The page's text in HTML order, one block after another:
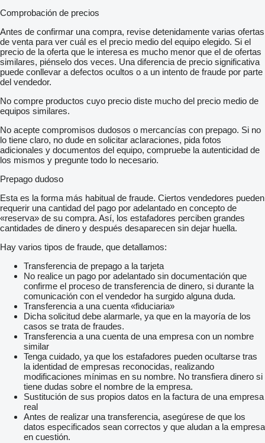
Comprobación de precios
Antes de confirmar una compra, revise detenidamente varias ofertas
de venta para ver cuál es el precio medio del equipo elegido. Si el
precio de la oferta que le interesa es mucho menor que el de ofertas
similares, piénselo dos veces. Una diferencia de precio significativa
puede conllevar a defectos ocultos o a un intento de fraude por parte
del vendedor.
No compre productos cuyo precio diste mucho del precio medio de
equipos similares.
No acepte compromisos dudosos o mercancías con prepago. Si no
lo tiene claro, no dude en solicitar aclaraciones, pida fotos
adicionales y documentos del equipo, compruebe la autenticidad de
los mismos y pregunte todo lo necesario.
Prepago dudoso
Esta es la forma más habitual de fraude. Ciertos vendedores pueden
requerir una cantidad del pago por adelantado en concepto de
«reserva» de su compra. Así, los estafadores perciben grandes
cantidades de dinero y después desaparecen sin dejar huella.
Hay varios tipos de fraude, que detallamos:
Transferencia de prepago a la tarjeta
No realice un pago por adelantado sin documentación que
confirme el proceso de transferencia de dinero, si durante la
comunicación con el vendedor ha surgido alguna duda.
Transferencia a una cuenta «fiduciaria»
Dicha solicitud debe alarmarle, ya que en la mayoría de los
casos se trata de fraudes.
Transferencia a una cuenta de una empresa con un nombre
similar
Tenga cuidado, ya que los estafadores pueden ocultarse tras
la identidad de empresas reconocidas, realizando
modificaciones mínimas en su nombre. No transfiera dinero si
tiene dudas sobre el nombre de la empresa.
Sustitución de sus propios datos en la factura de una empresa
real
Antes de realizar una transferencia, asegúrese de que los
datos especificados sean correctos y que aludan a la empresa
en cuestión.